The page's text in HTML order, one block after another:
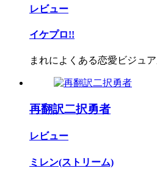
レビュー
イケプロ!!
まれによくある恋愛ビジュ
再翻訳二択勇者
レビュー
ミレン(ストリーム)